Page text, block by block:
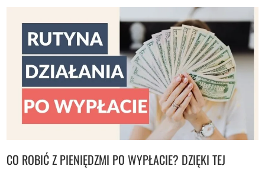
SPOSÓB
+
PREZENTY
DLA
CO ROBIĆ Z PIENIĘDZMI PO WYPŁACIE? DZIĘKI TEJ